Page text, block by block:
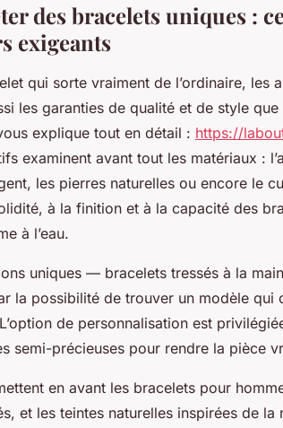
des bracelets uniques :
exigeants
qui sorte vraiment de l’ordinaire, les
les garanties de qualité et de style
explique tout en détail : https://
examinent avant tout les matériaux :
les pierres naturelles ou encore le
à la finition et à la capacité des
à l’eau.
uniques — bracelets tressés à la
la possibilité de trouver un modèle qui
de personnalisation est
semi-précieuses pour rendre la pièce
en avant les bracelets pour
et les teintes naturelles inspirées de la